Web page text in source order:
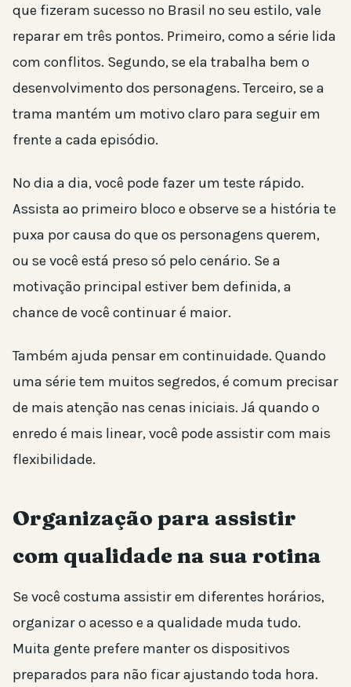
que fizeram sucesso no Brasil no seu estilo, vale
reparar em três pontos. Primeiro, como a série lida
com conflitos. Segundo, se ela trabalha bem o
desenvolvimento dos personagens. Terceiro, se a
trama mantém um motivo claro para seguir em
frente a cada episódio.
No dia a dia, você pode fazer um teste rápido.
Assista ao primeiro bloco e observe se a história te
puxa por causa do que os personagens querem,
ou se você está preso só pelo cenário. Se a
motivação principal estiver bem definida, a
chance de você continuar é maior.
Também ajuda pensar em continuidade. Quando
uma série tem muitos segredos, é comum precisar
de mais atenção nas cenas iniciais. Já quando o
enredo é mais linear, você pode assistir com mais
flexibilidade.
Organização para assistir
com qualidade na sua rotina
Se você costuma assistir em diferentes horários,
organizar o acesso e a qualidade muda tudo.
Muita gente prefere manter os dispositivos
preparados para não ficar ajustando toda hora.